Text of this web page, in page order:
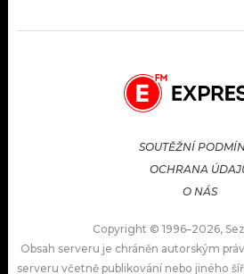
SOUTĚŽNÍ
OCHRANA
O NÁS
Copyright © 1996–2026,
Obsah serveru je chráněn autorským
serveru včetně publikování nebo jiného